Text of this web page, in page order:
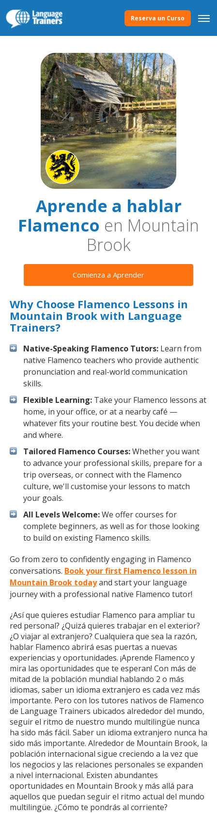
Reserva un Curso
Aprende a hablar
Flamenco en Mountain
Brook
Comienza a Aprender
Why Choose Flamenco Lessons in
Mountain Brook with Language
Trainers?
Native-Speaking Flamenco Tutors: Learn from
native Flamenco teachers who provide authentic
pronunciation and real-world communication
skills.
Flexible Learning: Take your Flamenco lessons at
home, in your office, or at a nearby café —
whatever fits your routine best. You decide when
and where.
Tailored Flamenco Courses:Whether you want
to advance your professional skills, prepare for a
trip overseas, or connect with the Flamenco
culture, we'll customise your lessons to match
your goals.
All Levels Welcome:We offer courses for
complete beginners, as well as for those looking
to build on existing Flamenco skills.
Go from zero to confidently engaging in Flamenco
conversations. Book your first Flamenco lesson in
Mountain Brook todayand start your language
journey with a professional native Flamenco tutor!
¿Así que quieres estudiar Flamenco para ampliar tu
red personal? ¿Quizá quieres trabajar en el exterior?
¿O viajar al extranjero? Cualquiera que sea la razón,
hablar Flamenco abrirá esas puertas a nuevas
experiencias y oportunidades. ¡Aprende Flamenco y
mira las oportunidades que te esperan! Con más de
mitad de la población mundial hablando 2 o más
idiomas, saber un idioma extranjero es cada vez más
importante. Pero con los tutores nativos de Flamenco
de Language Trainers ubicados alrededor del mundo,
seguir el ritmo de nuestro mundo multilingüe nunca
ha sido más fácil. Saber un idioma extranjero nunca ha
sido más importante. Alrededor de Mountain Brook, la
población internacional sigue creciendo a la vez que
los negocios y las relaciones personales se expanden
a nivel internacional. Existen abundantes
oportunidades en Mountain Brook y más allá para
aquellos que puedan seguir el ritmo actual del mundo
multilingüe. ¿Cómo te pondrás al corriente?